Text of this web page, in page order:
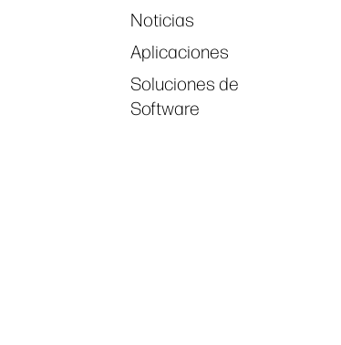
Noticias
Aplicaciones
Soluciones de
Software